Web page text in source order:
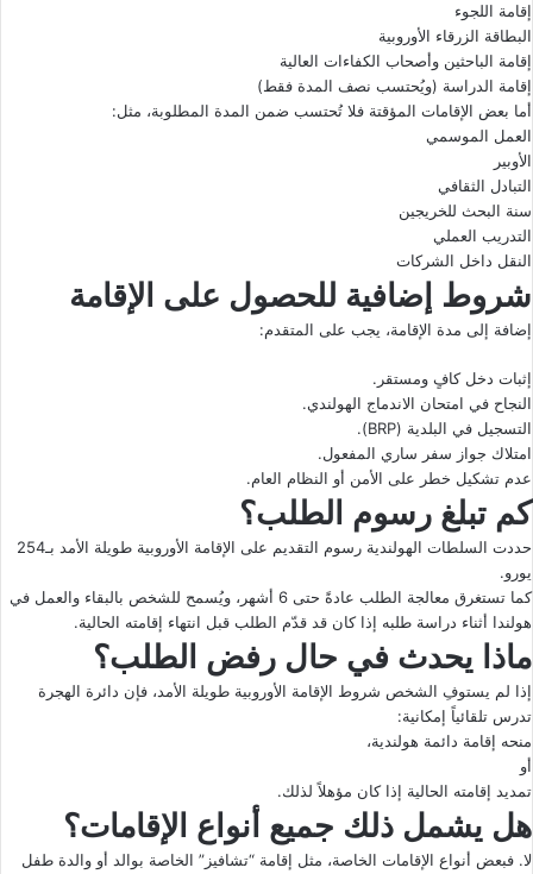
إقامة اللجوء
البطاقة الزرقاء الأوروبية
إقامة الباحثين وأصحاب الكفاءات العالية
إقامة الدراسة (ويُحتسب نصف المدة فقط)
أما بعض الإقامات المؤقتة فلا تُحتسب ضمن المدة المطلوبة، مثل:
العمل الموسمي
الأوبير
التبادل الثقافي
سنة البحث للخريجين
التدريب العملي
النقل داخل الشركات
شروط إضافية للحصول على الإقامة
إضافة إلى مدة الإقامة، يجب على المتقدم:
إثبات دخل كافٍ ومستقر.
النجاح في امتحان الاندماج الهولندي.
التسجيل في البلدية (BRP).
امتلاك جواز سفر ساري المفعول.
عدم تشكيل خطر على الأمن أو النظام العام.
كم تبلغ رسوم الطلب؟
حددت السلطات الهولندية رسوم التقديم على الإقامة الأوروبية طويلة الأمد بـ254
يورو.
كما تستغرق معالجة الطلب عادةً حتى 6 أشهر، ويُسمح للشخص بالبقاء والعمل في
هولندا أثناء دراسة طلبه إذا كان قد قدّم الطلب قبل انتهاء إقامته الحالية.
ماذا يحدث في حال رفض الطلب؟
إذا لم يستوفِ الشخص شروط الإقامة الأوروبية طويلة الأمد، فإن دائرة الهجرة
تدرس تلقائياً إمكانية:
منحه إقامة دائمة هولندية،
أو
تمديد إقامته الحالية إذا كان مؤهلاً لذلك.
هل يشمل ذلك جميع أنواع الإقامات؟
لا. فبعض أنواع الإقامات الخاصة، مثل إقامة “تشافيز” الخاصة بوالد أو والدة طفل